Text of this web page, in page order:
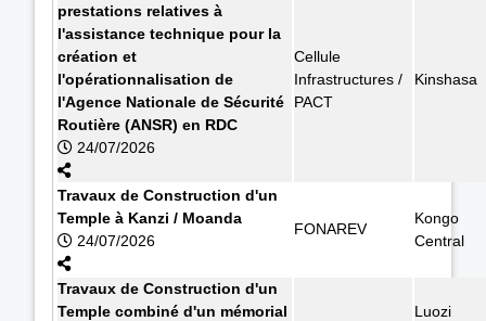
prestations relatives à
l'assistance technique pour la
création et
l'opérationnalisation de
l'Agence Nationale de Sécurité
Routière (ANSR) en RDC
24/07/2026
Cellule
Infrastructures /
PACT
Kinshasa
Travaux de Construction d'un
Temple à Kanzi / Moanda
24/07/2026
FONAREV
Kongo
Central
Travaux de Construction d'un
Temple combiné d'un mémorial
Luozi